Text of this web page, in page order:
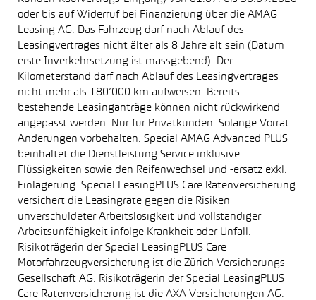
oder bis auf Widerruf bei Finanzierung über die AMAG
Leasing AG. Das Fahrzeug darf nach Ablauf des
Leasingvertrages nicht älter als 8 Jahre alt sein (Datum
erste Inverkehrsetzung ist massgebend). Der
Kilometerstand darf nach Ablauf des Leasingvertrages
nicht mehr als 180’000 km aufweisen. Bereits
bestehende Leasinganträge können nicht rückwirkend
angepasst werden. Nur für Privatkunden. Solange Vorrat.
Änderungen vorbehalten. Special AMAG Advanced PLUS
beinhaltet die Dienstleistung Service inklusive
Flüssigkeiten sowie den Reifenwechsel und -ersatz exkl.
Einlagerung. Special LeasingPLUS Care Ratenversicherung
versichert die Leasingrate gegen die Risiken
unverschuldeter Arbeitslosigkeit und vollständiger
Arbeitsunfähigkeit infolge Krankheit oder Unfall.
Risikoträgerin der Special LeasingPLUS Care
Motorfahrzeugversicherung ist die Zürich Versicherungs-
Gesellschaft AG. Risikoträgerin der Special LeasingPLUS
Care Ratenversicherung ist die AXA Versicherungen AG.